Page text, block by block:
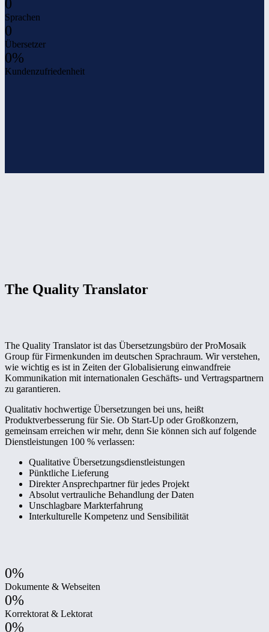
0
Sprachen
0
Übersetzer
0%
Kundenzufriedenheit
The Quality Translator
The Quality Translator ist das Übersetzungsbüro der ProMosaik
Group für Firmenkunden im deutschen Sprachraum. Wir verstehen,
wie wichtig es ist in Zeiten der Globalisierung einwandfreie
Kommunikation mit internationalen Geschäfts- und Vertragspartnern
zu garantieren.
Qualitativ hochwertige Übersetzungen bei uns, heißt
Produktverbesserung für Sie. Ob Start-Up oder Großkonzern,
gemeinsam erreichen wir mehr, denn Sie können sich auf folgende
Dienstleistungen 100 % verlassen:
Qualitative Übersetzungsdienstleistungen
Pünktliche Lieferung
Direkter Ansprechpartner für jedes Projekt
Absolut vertrauliche Behandlung der Daten
Unschlagbare Markterfahrung
Interkulturelle Kompetenz und Sensibilität
0%
Dokumente & Webseiten
0%
Korrektorat & Lektorat
0%